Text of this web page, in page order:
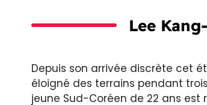
Lee
Depuis son arrivée discrète cet
éloigné des terrains pendant
jeune Sud-Coréen de 22 ans